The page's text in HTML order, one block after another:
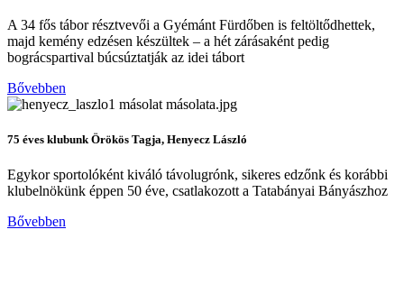
A 34 fős tábor résztvevői a Gyémánt Fürdőben is feltöltődhettek,
majd kemény edzésen készültek – a hét zárásaként pedig
bográcspartival búcsúztatják az idei tábort
Bővebben
75 éves klubunk Örökös Tagja, Henyecz László
Egykor sportolóként kiváló távolugrónk, sikeres edzőnk és korábbi
klubelnökünk éppen 50 éve, csatlakozott a Tatabányai Bányászhoz
Bővebben